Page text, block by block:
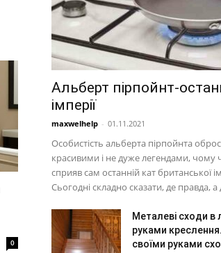
0
Альберт пірпойнт-
імперії
maxwelhelp - 01.11.2021
Особистість альберта пірпойнта
красивими і не дуже легендами, чому
сприяв сам останній кат британської
Сьогодні складно сказати, де правда, а
Металеві сходи в
руками
своїми руками